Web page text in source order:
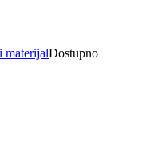
materijalDostupno